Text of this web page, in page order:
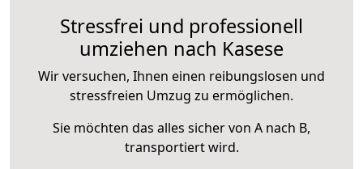
Stressfrei und professionell
umziehen nach Kasese
Wir versuchen, Ihnen einen reibungslosen und
stressfreien Umzug zu ermöglichen.
Sie möchten das alles sicher von A nach B,
transportiert wird.